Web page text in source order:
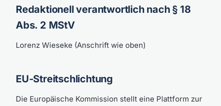
Redaktionell verantwortlich nach § 18
Abs. 2 MStV
Lorenz Wieseke (Anschrift wie oben)
EU-Streitschlichtung
Die Europäische Kommission stellt eine Plattform zur